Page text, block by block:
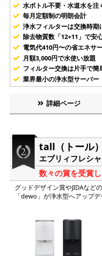
水ボトル不要・水道水を注
毎月定額制の明朗会計
浄水フィルターは交換時期
除去物質数「12+11」で安
電気代410円〜の省エネサ
月額3,000円で水使い放題
フィルター交換は片手で簡
業界最小の浄水型サーバー
詳細ページ
tall（トール）
エブリィフレシ
数々の賞を受賞
グッドデザイン賞やJIDAなど
「dewo」が浄水型へアップデ